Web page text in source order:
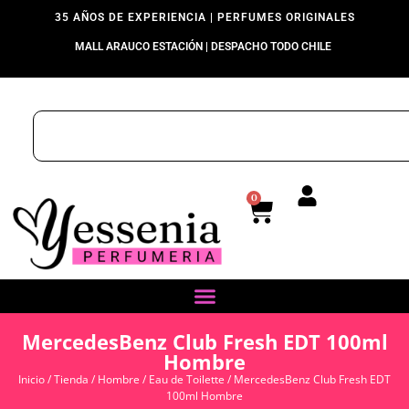
35 AÑOS DE EXPERIENCIA | PERFUMES ORIGINALES
MALL ARAUCO ESTACIÓN | DESPACHO TODO CHILE
0
MercedesBenz Club Fresh EDT 100ml
Hombre
Inicio/Tienda / Hombre / Eau de Toilette / MercedesBenz Club Fresh EDT
100ml Hombre